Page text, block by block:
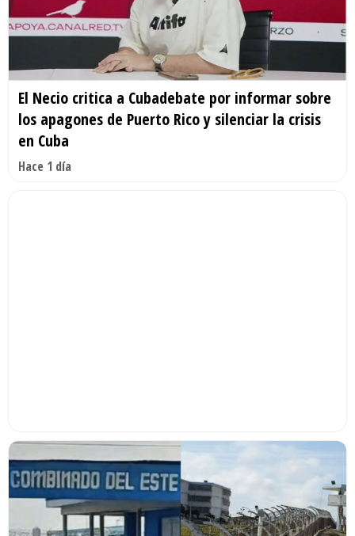
El Necio critica a Cubadebate por informar sobre
los apagones de Puerto Rico y silenciar la crisis
en Cuba
Hace 1 día